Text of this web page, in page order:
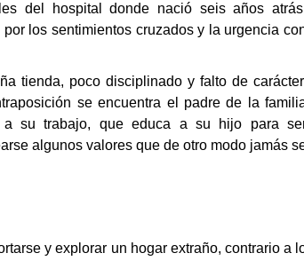
del hospital donde nació seis años
los sentimientos cruzados y la urgencia
tienda, poco disciplinado y falto de
se encuentra el padre de la
a su trabajo, que educa a su hijo para
algunos valores que de otro modo jamás
y explorar un hogar extraño, contrario a